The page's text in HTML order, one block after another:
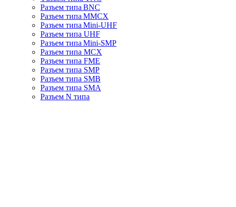
Разъем типа BNC
Разъем типа MMCX
Разъем типа Mini-UHF
Разъем типа UHF
Разъем типа Mini-SMP
Разъем типа MCX
Разъем типа FME
Разъем типа SMP
Разъем типа SMB
Разъем типа SMA
Разъем N типа